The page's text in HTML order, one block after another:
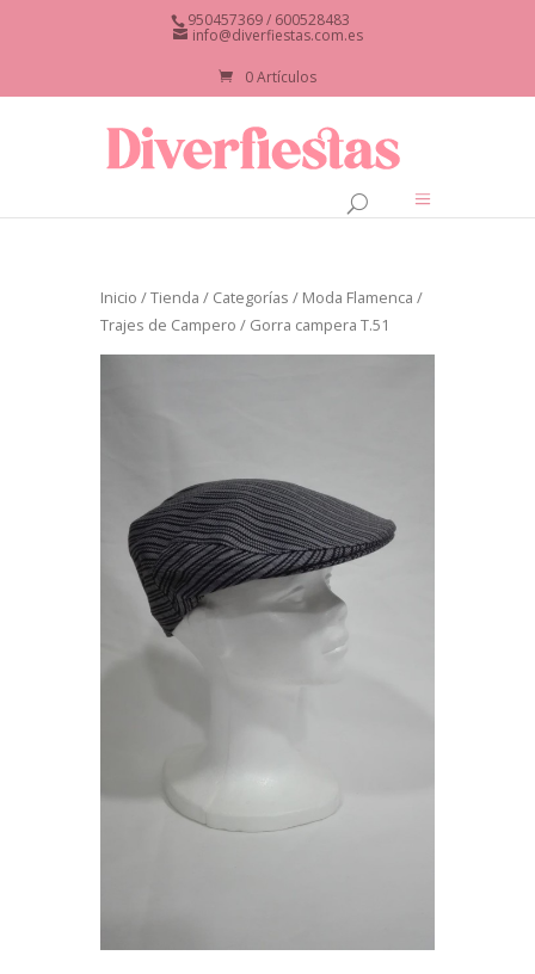
950457369 / 600528483
info@diverfiestas.com.es
0 Artículos
Inicio /Tienda / Categorías / Moda Flamenca /
Trajes de Campero / Gorra campera T.51